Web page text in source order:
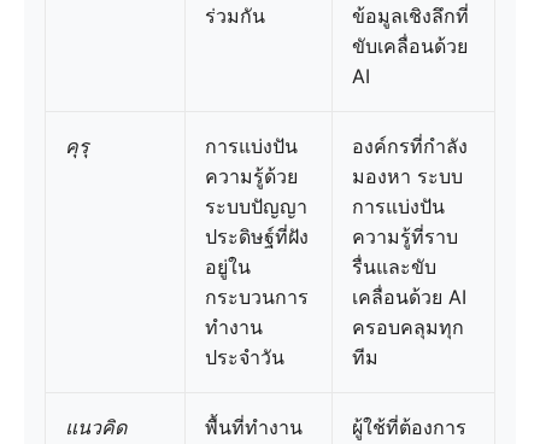
ร่วมกัน
ข้อมูลเชิงลึกที่
ขับเคลื่อนด้วย
AI
คุรุ
การแบ่งปัน
ความรู้ด้วย
ระบบปัญญา
ประดิษฐ์ที่ฝัง
อยู่ใน
กระบวนการ
ทำงาน
ประจำวัน
องค์กรที่กำลัง
มองหา ระบบ
การแบ่งปัน
ความรู้ที่ราบ
รื่นและขับ
เคลื่อนด้วย AI
ครอบคลุมทุก
ทีม
แนวคิด
พื้นที่ทำงาน
ผู้ใช้ที่ต้องการ